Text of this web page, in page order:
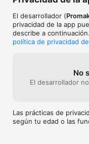
El desarrollador (
privacidad de la app
describe a
política de privacidad
No
El desarrollador
Las prácticas de
según tu edad o las